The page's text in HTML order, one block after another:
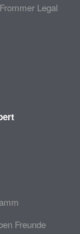
Legal
Freunde